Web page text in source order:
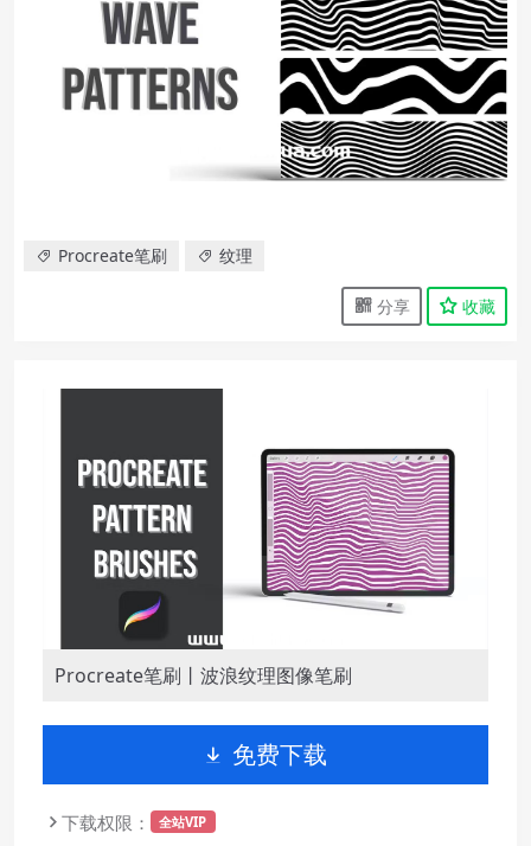
Procreate笔刷 纹理
分享 收藏
Procreate笔刷丨波浪纹理图像笔刷
免费下载
下载权限： 全站VIP